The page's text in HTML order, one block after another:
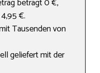
beträgt 0 €,
€.
Tausenden von
geliefert mit der